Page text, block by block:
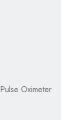
Pulse Oximeter